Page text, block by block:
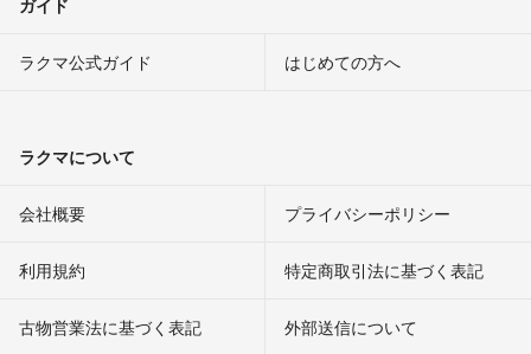
ガイド
ラクマ公式ガイド はじめての方へ
ラクマについて
会社概要 プライバシーポリシー
利用規約 特定商取引法に基づく表記
古物営業法に基づく表記 外部送信について